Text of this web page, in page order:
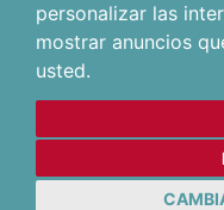
personalizar las
mostrar anuncios
usted.